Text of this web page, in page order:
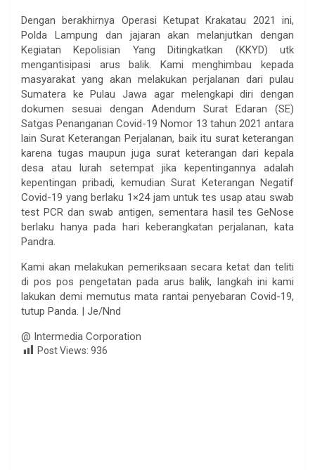
Dengan berakhirnya Operasi Ketupat Krakatau 2021 ini,
Polda Lampung dan jajaran akan melanjutkan dengan
Kegiatan Kepolisian Yang Ditingkatkan (KKYD) utk
mengantisipasi arus balik. Kami menghimbau kepada
masyarakat yang akan melakukan perjalanan dari pulau
Sumatera ke Pulau Jawa agar melengkapi diri dengan
dokumen sesuai dengan Adendum Surat Edaran (SE)
Satgas Penanganan Covid-19 Nomor 13 tahun 2021 antara
lain Surat Keterangan Perjalanan, baik itu surat keterangan
karena tugas maupun juga surat keterangan dari kepala
desa atau lurah setempat jika kepentingannya adalah
kepentingan pribadi, kemudian Surat Keterangan Negatif
Covid-19 yang berlaku 1×24 jam untuk tes usap atau swab
test PCR dan swab antigen, sementara hasil tes GeNose
berlaku hanya pada hari keberangkatan perjalanan, kata
Pandra.
Kami akan melakukan pemeriksaan secara ketat dan teliti
di pos pos pengetatan pada arus balik, langkah ini kami
lakukan demi memutus mata rantai penyebaran Covid-19,
tutup Panda. | Je/Nnd
@ Intermedia Corporation
Post Views: 936